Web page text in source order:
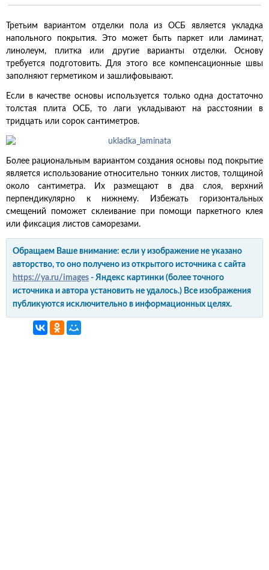
Третьим вариантом отделки пола из ОСБ является укладка
напольного покрытия. Это может быть паркет или ламинат,
линолеум, плитка или другие варианты отделки. Основу
требуется подготовить. Для этого все компенсационные швы
заполняют герметиком и зашлифовывают.
Если в качестве основы используется только одна достаточно
толстая плита ОСБ, то лаги укладывают на расстоянии в
тридцать или сорок сантиметров.
Более рациональным вариантом создания основы под покрытие
является использование относительно тонких листов, толщиной
около сантиметра. Их размещают в два слоя, верхний
перпендикулярно к нижнему. Избежать горизонтальных
смещений поможет склеивание при помощи паркетного клея
или фиксация листов саморезами.
Обращаем Ваше внимание: если у изображение не указано
авторство, то оно получено из открытого источника с сайта
https://ya.ru/images - Яндекс картинки (более точного
источника и автора установить не удалось.) Все изображения
публикуются исключительно в информационных целях.